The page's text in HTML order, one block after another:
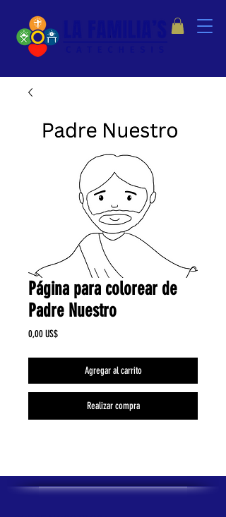
Página para colorear de
Padre Nuestro
0,00 US$Precio
Agregar al carrito
Realizar compra